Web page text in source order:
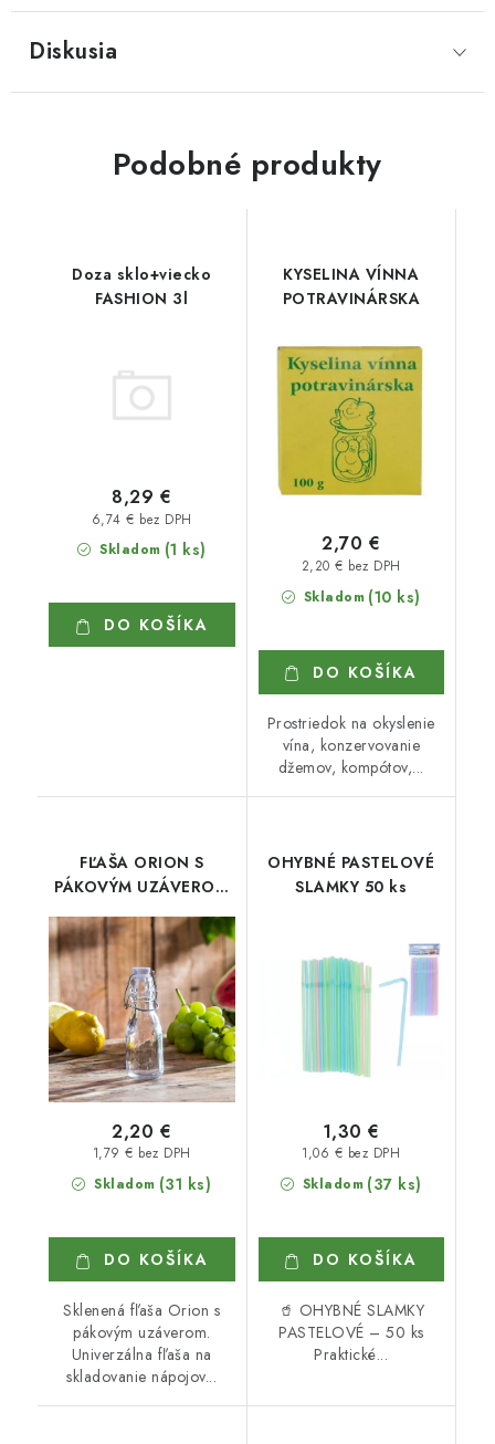
Diskusia
Podobné produkty
Doza sklo+viecko
FASHION 3l
Skladom (1 ks)
6,74 € bez DPH
8,29 €
DO KOŠÍKA
KYSELINA VÍNNA
POTRAVINÁRSKA
Skladom (10 ks)
2,20 € bez DPH
2,70 €
DO KOŠÍKA
Prostriedok na okyslenie
vína, konzervovanie
džemov, kompótov,...
FĽAŠA ORION S
PÁKOVÝM UZÁVEROM
Skladom (31 ks)
1,79 € bez DPH
2,20 €
DO KOŠÍKA
Sklenená fľaša Orion s
pákovým uzáverom.
Univerzálna fľaša na
skladovanie nápojov...
OHYBNÉ PASTELOVÉ
SLAMKY 50 ks
Skladom (37 ks)
1,06 € bez DPH
1,30 €
DO KOŠÍKA
🥤 OHYBNÉ SLAMKY
PASTELOVÉ – 50 ks
Praktické...